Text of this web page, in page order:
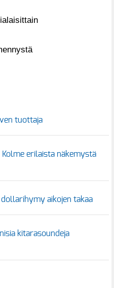
tuottaja
Kolme erilaista näkemystä
aikojen takaa
kitarasoundeja